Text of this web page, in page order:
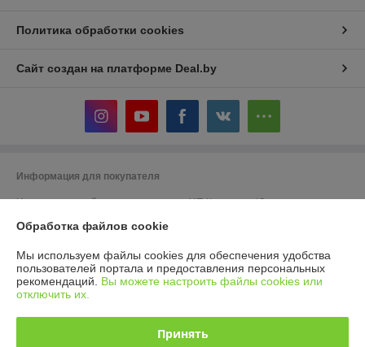
Политика обработки cookies
Сайт создан на платформе Deal.by
Информация для покупателя
Индивидуальный предприниматель:ИП Кошелева Юлия
220104, г. Минск, ул. Жудро 57
Регистрационный номер ЕГР: 192973623
УНП: 192973623
Дата регистрации компании: 25.09.2017
Обработка файлов cookie
Мы используем файлы cookies для обеспечения удобства
пользователей портала и предоставления персональных
рекомендаций. Вы можете настроить файлы cookies или
отключить их.
Принять